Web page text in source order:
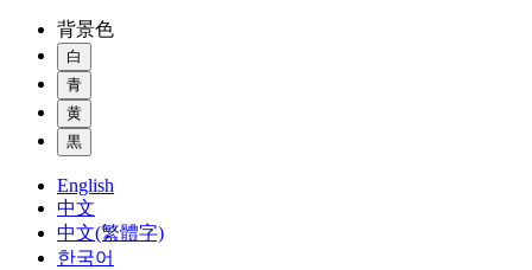
背景色
白
青
黄
黒
English
中文
中文(繁體字)
한국어